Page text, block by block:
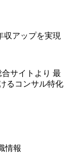
収アップを実現
サイトより 最
るコンサル特化
情報